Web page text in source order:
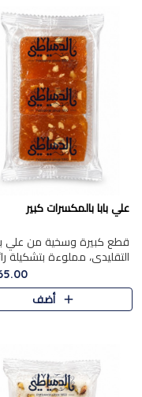
علي بابا بالمكسرات كبير
قطع كبيرة وسخية من علي
التقليدي، مملوءة بتشكيلة
من المكسرات المحمصة65.00
أضف